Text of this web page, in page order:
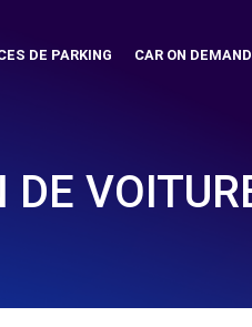
DE PARKING CAR ON
DE